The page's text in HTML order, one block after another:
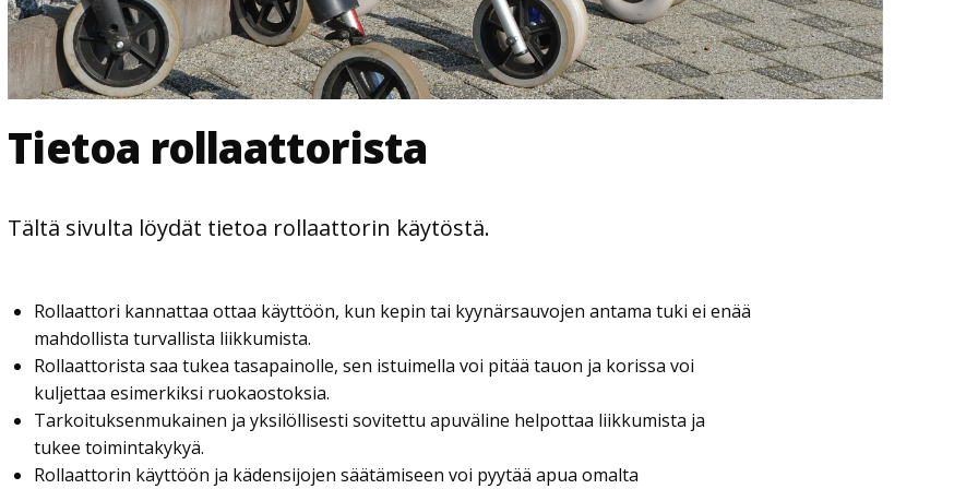
Tietoa rollaattorista
Tältä sivulta löydät tietoa rollaattorin käytöstä.
Rollaattori kannattaa ottaa käyttöön, kun kepin tai kyynärsauvojen antama tuki ei enää
mahdollista turvallista liikkumista.
Rollaattorista saa tukea tasapainolle, sen istuimella voi pitää tauon ja korissa voi
kuljettaa esimerkiksi ruokaostoksia.
Tarkoituksenmukainen ja yksilöllisesti sovitettu apuväline helpottaa liikkumista ja
tukee toimintakykyä.
Rollaattorin käyttöön ja kädensijojen säätämiseen voi pyytää apua omalta